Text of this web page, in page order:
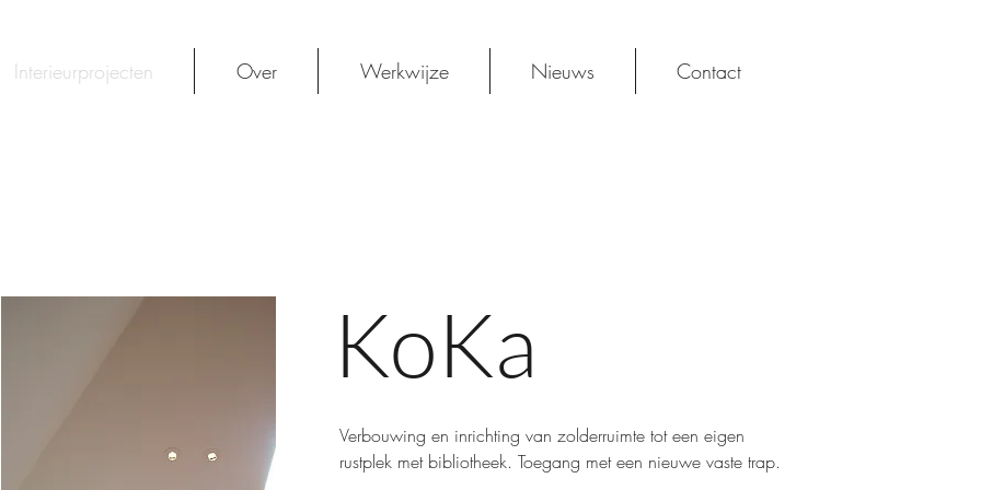
Interieurprojecten Over Werkwijze Nieuws Contact
KoKa
Verbouwing en inrichting van zolderruimte tot een eigen
rustplek met bibliotheek. Toegang met een nieuwe vaste trap.